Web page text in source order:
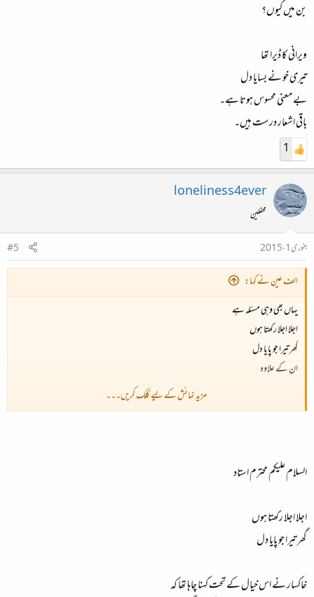
بن میں کیوں؟
ویرانی کا ڈیرا تھا
تیری خو نے بسایا دل
بے معنی محسوس ہوتا ہے۔
باقی اشعار درست ہیں۔
1
loneliness4ever
محفلین
جنوری 1، 2015
#5
الف عین نے کہا:
یہاں بھی وہی مسئلہ ہے
اجلا اجلا رکھتا ہوں
گھر تیرا جو پایا دل
ان کے علاوہ
تن میں من میں بن میں تو
ویرانی کا ڈیرا تھا
تیری خو نے بسایا دل
بے معنی محسوس ہوتا ہے۔
باقی اشعار درست ہیں۔
مزید نمائش کے لیے کلک کریں۔۔۔
السلام علیکم محترم استاد
اجلا اجلا رکھتا ہوں
گھر تیرا جو پایا دل
خاکسار نے اس خیال کے تحت کہنا چاہا تھا کہ